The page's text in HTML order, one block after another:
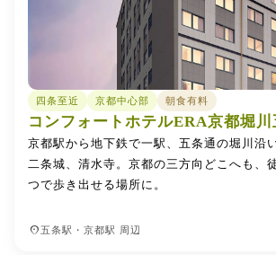
四条至近 京都中心部 朝食有料
コンフォートホテルERA京都堀川
京都駅から地下鉄で一駅、五条通の堀川沿
二条城、清水寺。京都の三方向どこへも、
つで歩き出せる場所に。
place五条駅・京都駅 周辺